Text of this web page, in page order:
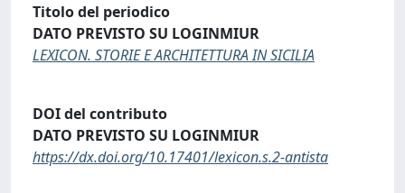
Titolo del periodico
DATO PREVISTO SU LOGINMIUR
LEXICON. STORIE E ARCHITETTURA IN SICILIA
DOI del contributo
DATO PREVISTO SU LOGINMIUR
https://dx.doi.org/10.17401/lexicon.s.2-antista